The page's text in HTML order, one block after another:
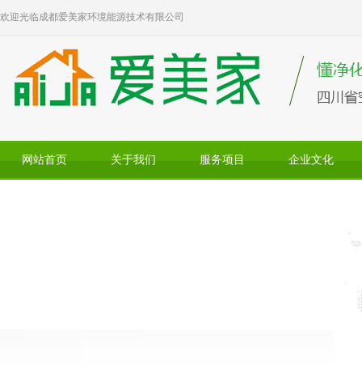
欢迎光临成都爱美家环境能源技术有限公司
网站首页 关于我们 服务项目 企业文化